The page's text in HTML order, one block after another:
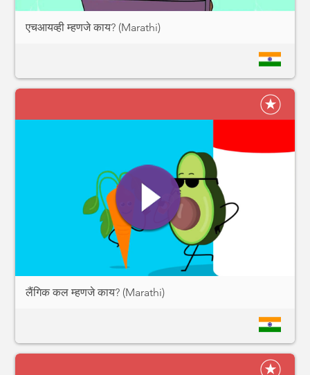
एचआयव्ही म्हणजे काय? (Marathi)
लैंगिक कल म्हणजे काय? (Marathi)